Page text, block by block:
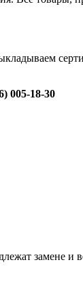
005-18-30
замене и